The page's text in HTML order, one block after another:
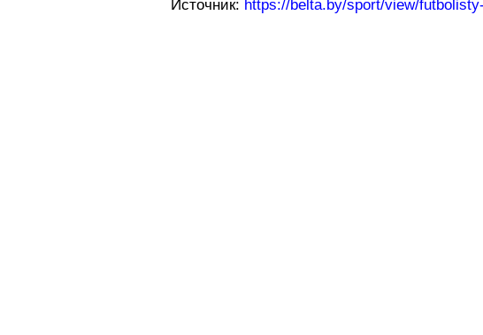
Источник: https://belta.by/sport/view/